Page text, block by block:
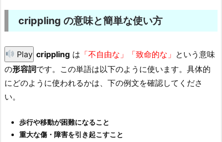
crippling の意味と簡単な使い方
Play crippling は 「不自由な」「致命的な」 という意味
の形容詞です。この単語は以下のように使います。具体的
にどのように使われるかは、下の例文を確認してくださ
い。
歩行や移動が困難になること
重大な傷・障害を引き起こすこと